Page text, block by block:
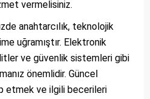
vermelisiniz.
anahtarcılık, teknolojik
uğramıştır. Elektronik
ve güvenlik sistemleri gibi
önemlidir. Güncel
etmek ve ilgili becerileri